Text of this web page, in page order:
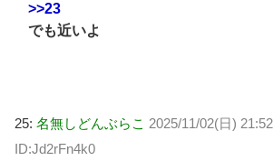
>>23
でも近いよ
25: 名無しどんぶらこ 2025/11/02(日)
ID:Jd2rFn4k0